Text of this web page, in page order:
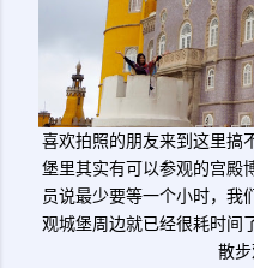
喜欢拍照的朋友来到这里搞
堡里其实有可以参观的宫殿
员说最少要等一个小时，我
观城堡周边就已经很耗时间
散步